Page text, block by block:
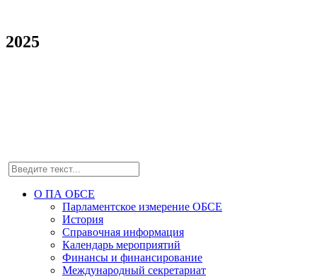
2025
О ПА ОБСЕ
Парламентское измерение ОБСЕ
История
Справочная информация
Календарь мероприятий
Финансы и финансирование
Международный секретариат